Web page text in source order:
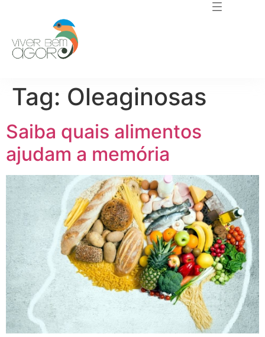
Tag: Oleaginosas
Saiba quais alimentos
ajudam a memória